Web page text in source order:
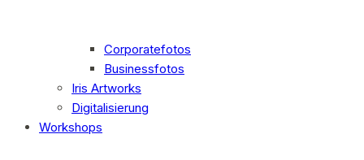
Corporatefotos
Businessfotos
Iris Artworks
Digitalisierung
Workshops